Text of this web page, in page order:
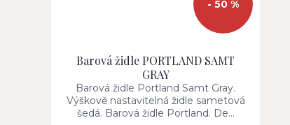
- 50 %
Barová židle PORTLAND SAMT
GRAY
Barová židle Portland Samt Gray.
Výškově nastavitelná židle sametová
šedá. Barová židle Portland. De...